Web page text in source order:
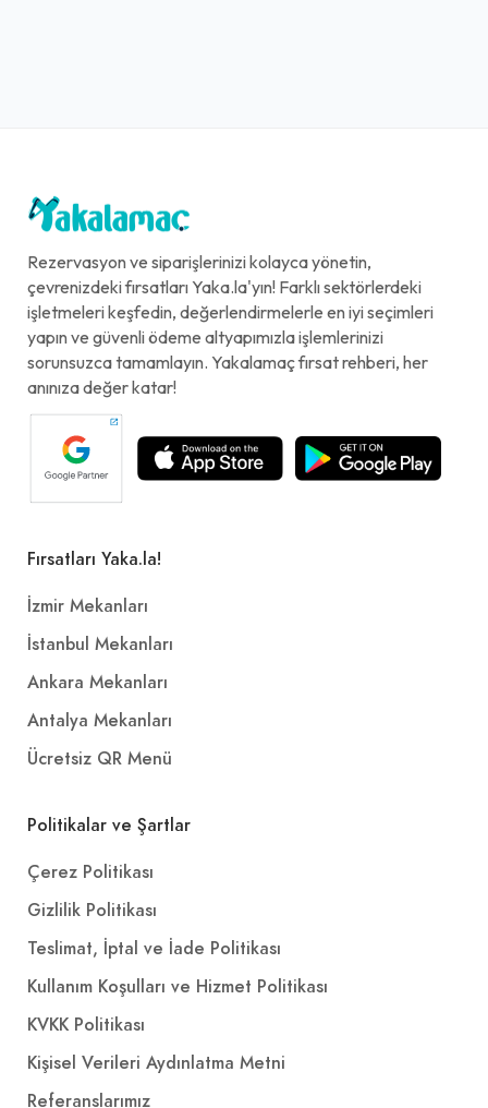
Rezervasyon ve siparişlerinizi kolayca yönetin,
çevrenizdeki fırsatları Yaka.la'yın! Farklı sektörlerdeki
işletmeleri keşfedin, değerlendirmelerle en iyi seçimleri
yapın ve güvenli ödeme altyapımızla işlemlerinizi
sorunsuzca tamamlayın. Yakalamaç fırsat rehberi, her
anınıza değer katar!
Fırsatları Yaka.la!
İzmir Mekanları
İstanbul Mekanları
Ankara Mekanları
Antalya Mekanları
Ücretsiz QR Menü
Politikalar ve Şartlar
Çerez Politikası
Gizlilik Politikası
Teslimat, İptal ve İade Politikası
Kullanım Koşulları ve Hizmet Politikası
KVKK Politikası
Kişisel Verileri Aydınlatma Metni
Referanslarımız